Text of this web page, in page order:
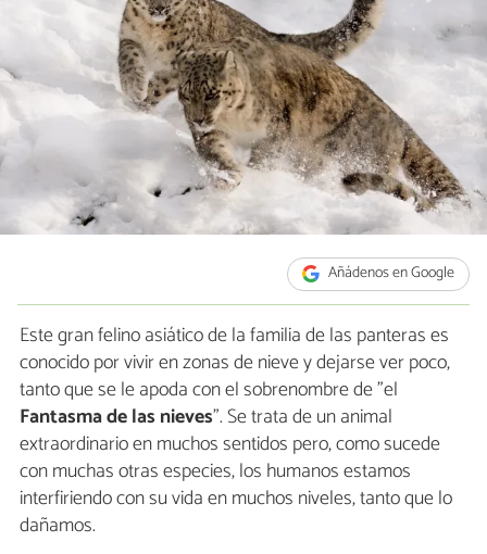
Añádenos en Google
Este gran felino asiático de la familia de las panteras es
conocido por vivir en zonas de nieve y dejarse ver poco,
tanto que se le apoda con el sobrenombre de "el
Fantasma de las nieves". Se trata de un animal
extraordinario en muchos sentidos pero, como sucede
con muchas otras especies, los humanos estamos
interfiriendo con su vida en muchos niveles, tanto que lo
dañamos.